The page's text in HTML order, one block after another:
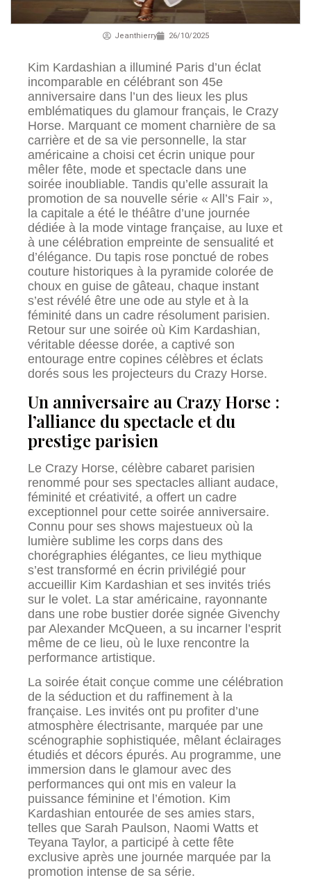
Jeanthierry 26/10/2025
Kim Kardashian a illuminé Paris d’un éclat
incomparable en célébrant son 45e
anniversaire dans l’un des lieux les plus
emblématiques du glamour français, le Crazy
Horse. Marquant ce moment charnière de sa
carrière et de sa vie personnelle, la star
américaine a choisi cet écrin unique pour
mêler fête, mode et spectacle dans une
soirée inoubliable. Tandis qu’elle assurait la
promotion de sa nouvelle série « All’s Fair »,
la capitale a été le théâtre d’une journée
dédiée à la mode vintage française, au luxe et
à une célébration empreinte de sensualité et
d’élégance. Du tapis rose ponctué de robes
couture historiques à la pyramide colorée de
choux en guise de gâteau, chaque instant
s’est révélé être une ode au style et à la
féminité dans un cadre résolument parisien.
Retour sur une soirée où Kim Kardashian,
véritable déesse dorée, a captivé son
entourage entre copines célèbres et éclats
dorés sous les projecteurs du Crazy Horse.
Un anniversaire au Crazy Horse :
l’alliance du spectacle et du
prestige parisien
Le Crazy Horse, célèbre cabaret parisien
renommé pour ses spectacles alliant audace,
féminité et créativité, a offert un cadre
exceptionnel pour cette soirée anniversaire.
Connu pour ses shows majestueux où la
lumière sublime les corps dans des
chorégraphies élégantes, ce lieu mythique
s’est transformé en écrin privilégié pour
accueillir Kim Kardashian et ses invités triés
sur le volet. La star américaine, rayonnante
dans une robe bustier dorée signée Givenchy
par Alexander McQueen, a su incarner l’esprit
même de ce lieu, où le luxe rencontre la
performance artistique.
La soirée était conçue comme une célébration
de la séduction et du raffinement à la
française. Les invités ont pu profiter d’une
atmosphère électrisante, marquée par une
scénographie sophistiquée, mêlant éclairages
étudiés et décors épurés. Au programme, une
immersion dans le glamour avec des
performances qui ont mis en valeur la
puissance féminine et l’émotion. Kim
Kardashian entourée de ses amies stars,
telles que Sarah Paulson, Naomi Watts et
Teyana Taylor, a participé à cette fête
exclusive après une journée marquée par la
promotion intense de sa série.